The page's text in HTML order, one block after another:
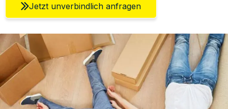
Jetzt unverbindlich anfragen